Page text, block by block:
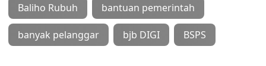
Baliho Rubuh bantuan pemerintah
banyak pelanggar bjb DIGI BSPS